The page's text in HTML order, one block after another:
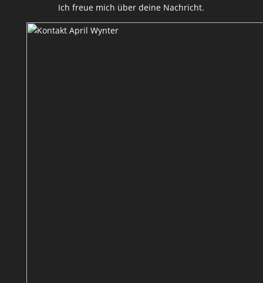
Ich freue mich über deine Nachricht.